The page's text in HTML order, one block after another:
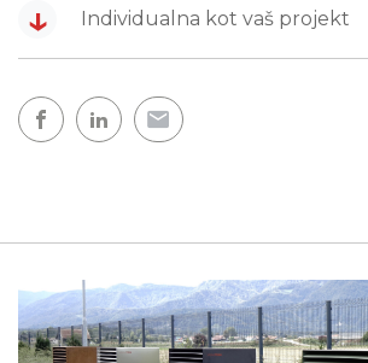
↓ Individualna kot vaš projekt